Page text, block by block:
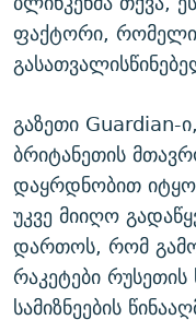
ფაქტორი,
გაზეთი Guardian-
ბრიტანეთის
დაყრდნობით
უკვე მიიღო
დართოს, რომ
რაკეტები
სამიზნეების